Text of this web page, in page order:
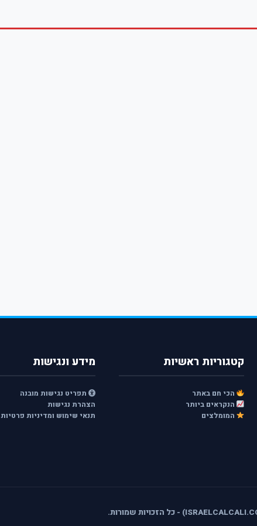
קטגוריות ראשיות
הכי חם באתר
הנקראים ביותר
המומלצים
מידע ונגישות
תפריט נגישות מובנה
הצהרת נגישות
תנאי שימוש ומדיניות פרטיות